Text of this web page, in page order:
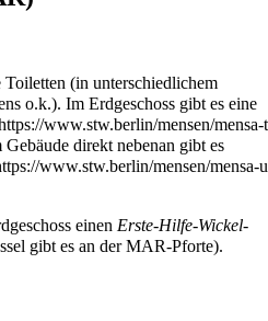
(in unterschiedlichem
o.k.). Im Erdgeschoss gibt es eine
Gebäude direkt nebenan gibt es
einen Erste-Hilfe-Wickel-
gibt es an der MAR-Pforte).